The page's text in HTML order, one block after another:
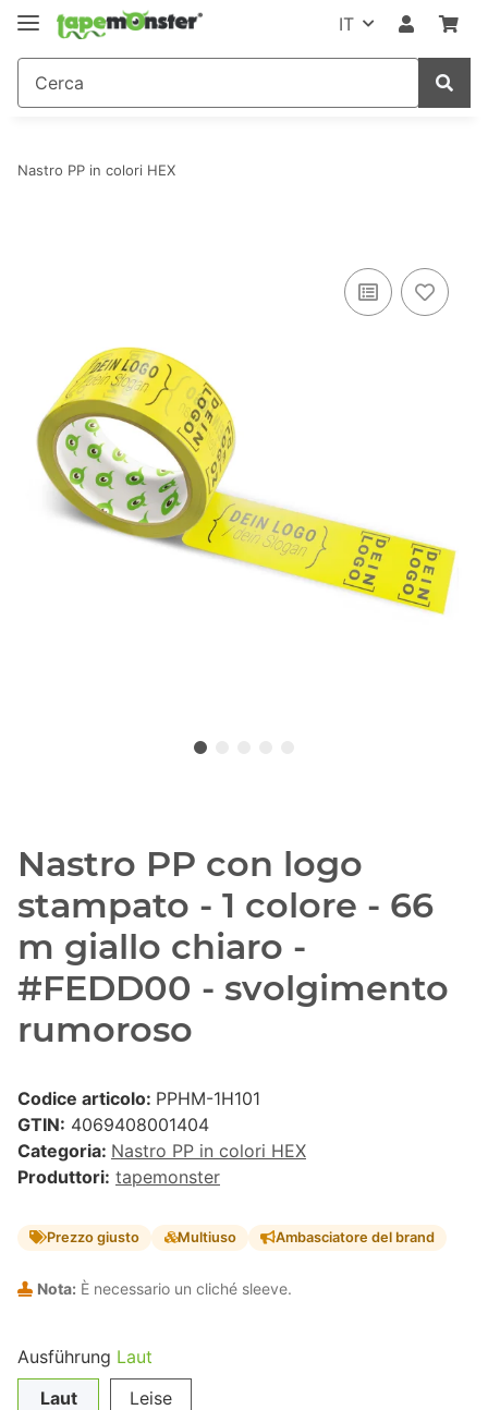
IT
Nastro PP in colori HEX
Nastro PP con logo
stampato - 1 colore - 66
m giallo chiaro -
#FEDD00 - svolgimento
rumoroso
Codice articolo: PPHM-1H101
GTIN: 4069408001404
Categoria: Nastro PP in colori HEX
Produttori: tapemonster
Prezzo giusto Multiuso Ambasciatore del brand
Nota: È necessario un cliché sleeve.
Ausführung Laut
Laut
Leise